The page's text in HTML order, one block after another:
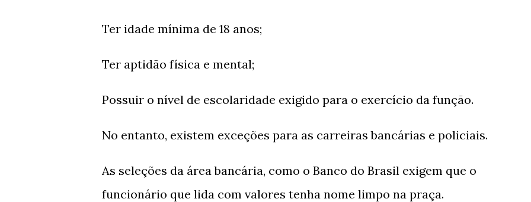
Ter idade mínima de 18 anos;
Ter aptidão física e mental;
Possuir o nível de escolaridade exigido para o exercício da função.
No entanto, existem exceções para as carreiras bancárias e policiais.
As seleções da área bancária, como o Banco do Brasil exigem que o
funcionário que lida com valores tenha nome limpo na praça.